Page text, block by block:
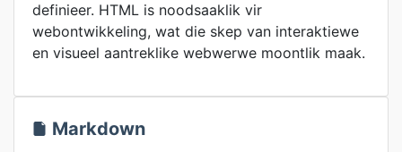
definieer. HTML is noodsaaklik vir
webontwikkeling, wat die skep van interaktiewe
en visueel aantreklike webwerwe moontlik maak.
Markdown